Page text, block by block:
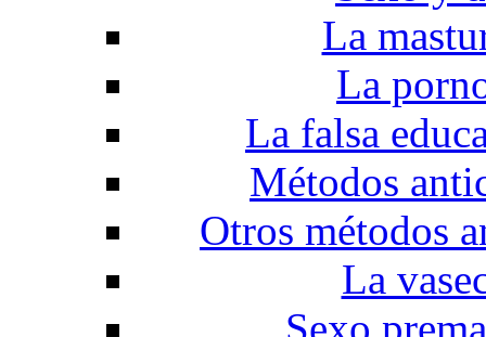
La
La
La falsa
Métodos
Otros métodos
La
Sexo